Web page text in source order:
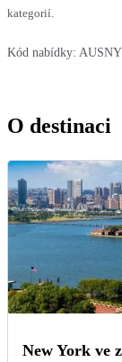
kategorií.
Kód nabídky:
O destinaci
New York ve